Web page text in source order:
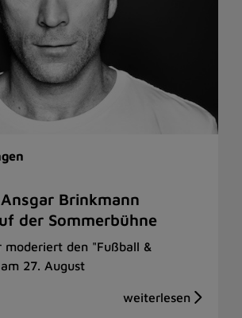
Brinkmann
der Sommerbühne
moderiert den "Fußball &
27. August